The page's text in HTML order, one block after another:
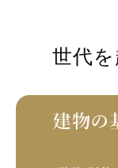
世代